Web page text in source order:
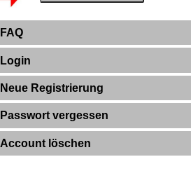
FAQ
Login
Neue Registrierung
Passwort vergessen
Account löschen